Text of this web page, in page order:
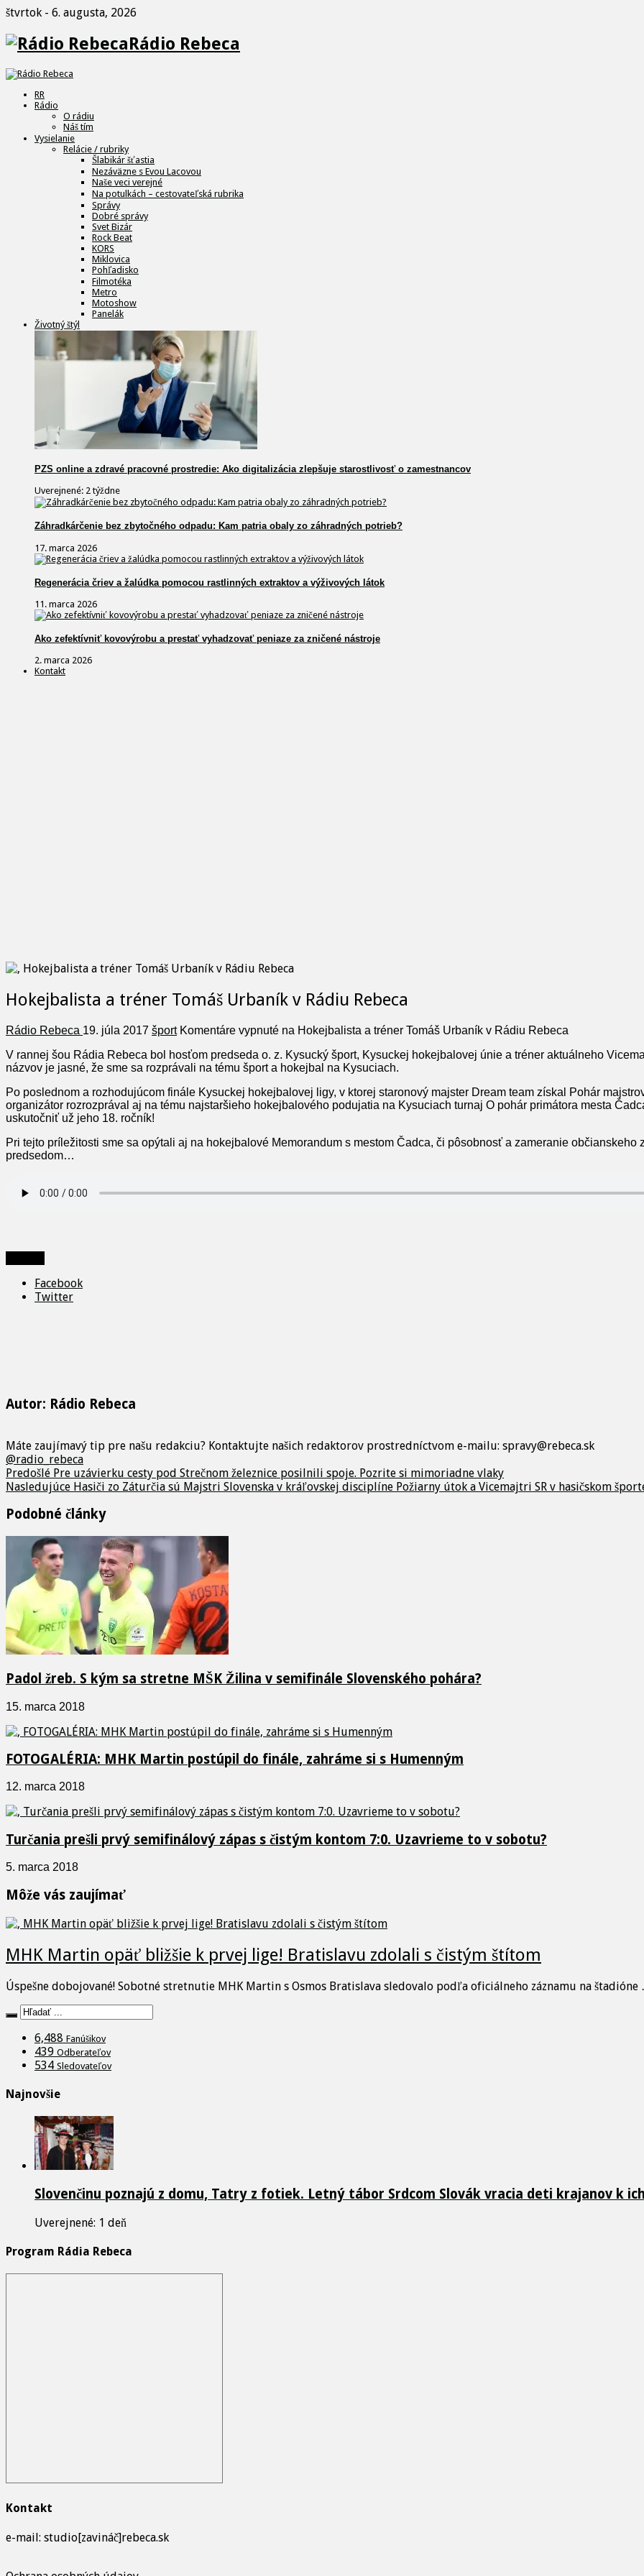
štvrtok - 6. augusta, 2026
Rádio Rebeca
RR
Rádio
O rádiu
Náš tím
Vysielanie
Relácie / rubriky
Šlabikár šťastia
Nezáväzne s Evou Lacovou
Naše veci verejné
Na potulkách – cestovateľská rubrika
Správy
Dobré správy
Svet Bizár
Rock Beat
KORS
Miklovica
Pohľadisko
Filmotéka
Metro
Motoshow
Panelák
Životný štýl
PZS online a zdravé pracovné prostredie: Ako digitalizácia zlepšuje starostlivosť o zamestnancov
Uverejnené: 2 týždne
Záhradkárčenie bez zbytočného odpadu: Kam patria obaly zo záhradných potrieb?
17. marca 2026
Regenerácia čriev a žalúdka pomocou rastlinných extraktov a výživových látok
11. marca 2026
Ako zefektívniť kovovýrobu a prestať vyhadzovať peniaze za zničené nástroje
2. marca 2026
Kontakt
Hokejbalista a tréner Tomáš Urbaník v Rádiu Rebeca
Rádio Rebeca 19. júla 2017 šport Komentáre vypnuté na Hokejbalista a tréner Tomáš Urbaník v Rádiu Rebeca
V rannej šou Rádia Rebeca bol hosťom predseda o. z. Kysucký šport, Kysuckej hokejbalovej únie a tréner aktuálneho
názvov je jasné, že sme sa rozprávali na tému šport a hokejbal na Kysuciach.
Po poslednom a rozhodujúcom finále Kysuckej hokejbalovej ligy, v ktorej staronový majster Dream team získal Pohár
organizátor rozrozprával aj na tému najstaršieho hokejbalového podujatia na Kysuciach turnaj O pohár primátora mesta
uskutočniť už jeho 18. ročník!
Pri tejto príležitosti sme sa opýtali aj na hokejbalové Memorandum s mestom Čadca, či pôsobnosť a zameranie
predsedom…
Facebook
Twitter
Autor: Rádio Rebeca
Máte zaujímavý tip pre našu redakciu? Kontaktujte našich redaktorov prostredníctvom e-mailu: spravy@rebeca.sk
@radio_rebeca
Predošlé Pre uzávierku cesty pod Strečnom železnice posilnili spoje. Pozrite si mimoriadne vlaky
Nasledujúce Hasiči zo Záturčia sú Majstri Slovenska v kráľovskej disciplíne Požiarny útok a Vicemajtri SR v hasičskom
Podobné články
Padol žreb. S kým sa stretne MŠK Žilina v semifinále Slovenského pohára?
15. marca 2018
FOTOGALÉRIA: MHK Martin postúpil do finále, zahráme si s Humenným
12. marca 2018
Turčania prešli prvý semifinálový zápas s čistým kontom 7:0. Uzavrieme to v sobotu?
5. marca 2018
Môže vás zaujímať
MHK Martin opäť bližšie k prvej lige! Bratislavu zdolali s čistým štítom
Úspešne dobojované! Sobotné stretnutie MHK Martin s Osmos Bratislava sledovalo podľa oficiálneho záznamu na
6,488 Fanúšikov
439 Odberateľov
534 Sledovateľov
Najnovšie
Slovenčinu poznajú z domu, Tatry z fotiek. Letný tábor Srdcom Slovák vracia deti krajanov k
Uverejnené: 1 deň
Program Rádia Rebeca
Kontakt
e-mail: studio[zavináč]rebeca.sk